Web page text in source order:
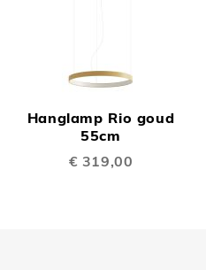
Hanglamp Rio goud
55cm
€ 319,00